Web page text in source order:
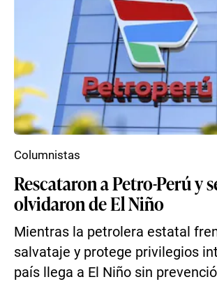
Rescataron a Petro-Perú y
olvidaron de El Niño
Mientras la petrolera estatal
salvataje y protege privilegios
país llega a El Niño sin
Columnistas